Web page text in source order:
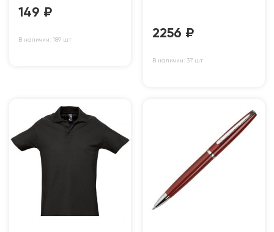
149 ₽
В наличии: 189 шт 2256 ₽
В наличии: 37 шт